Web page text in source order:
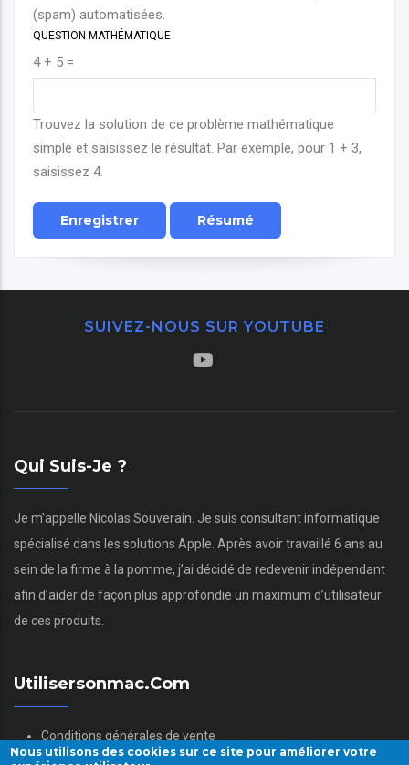
(spam) automatisées.
QUESTION MATHÉMATIQUE
4 + 5 =
Trouvez la solution de ce problème mathématique
simple et saisissez le résultat. Par exemple, pour 1 + 3,
saisissez 4.
SUIVEZ-NOUS SUR YOUTUBE
Qui Suis-Je ?
Je m’appelle Nicolas Souverain. Je suis consultant informatique
spécialisé dans les solutions Apple. Après avoir travaillé 6 ans au
sein de la firme à la pomme, j’ai décidé de redevenir indépendant
afin d’aider de façon plus approfondie un maximum d’utilisateur
de ces produits.
Utilisersonmac.com
Conditions générales de vente
Mentions légales
Nous utilisons des cookies sur ce site pour améliorer votre